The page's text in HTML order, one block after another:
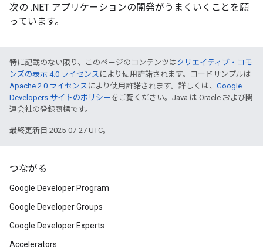
次の .NET アプリケーションの開発がうまくいくことを願
っています。
特に記載のない限り、このページのコンテンツはクリエイティブ・コモ
ンズの表示 4.0 ライセンス により使用許諾されます。コードサンプルは
Apache 2.0 ライセンス により使用許諾されます。詳しくは、 Google
Developers サイトのポリシー をご覧ください。Java は Oracle および関
連会社の登録商標です。
最終更新日 2025-07-27 UTC。
つながる
Google Developer Program
Google Developer Groups
Google Developer Experts
Accelerators